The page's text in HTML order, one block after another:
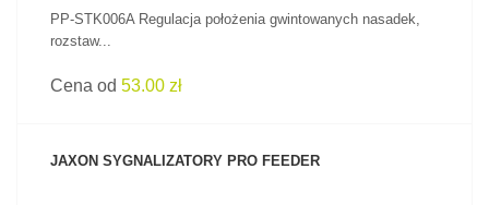
PP-STK006A Regulacja położenia gwintowanych nasadek,
rozstaw...
Cena od 53.00 zł
JAXON SYGNALIZATORY PRO FEEDER